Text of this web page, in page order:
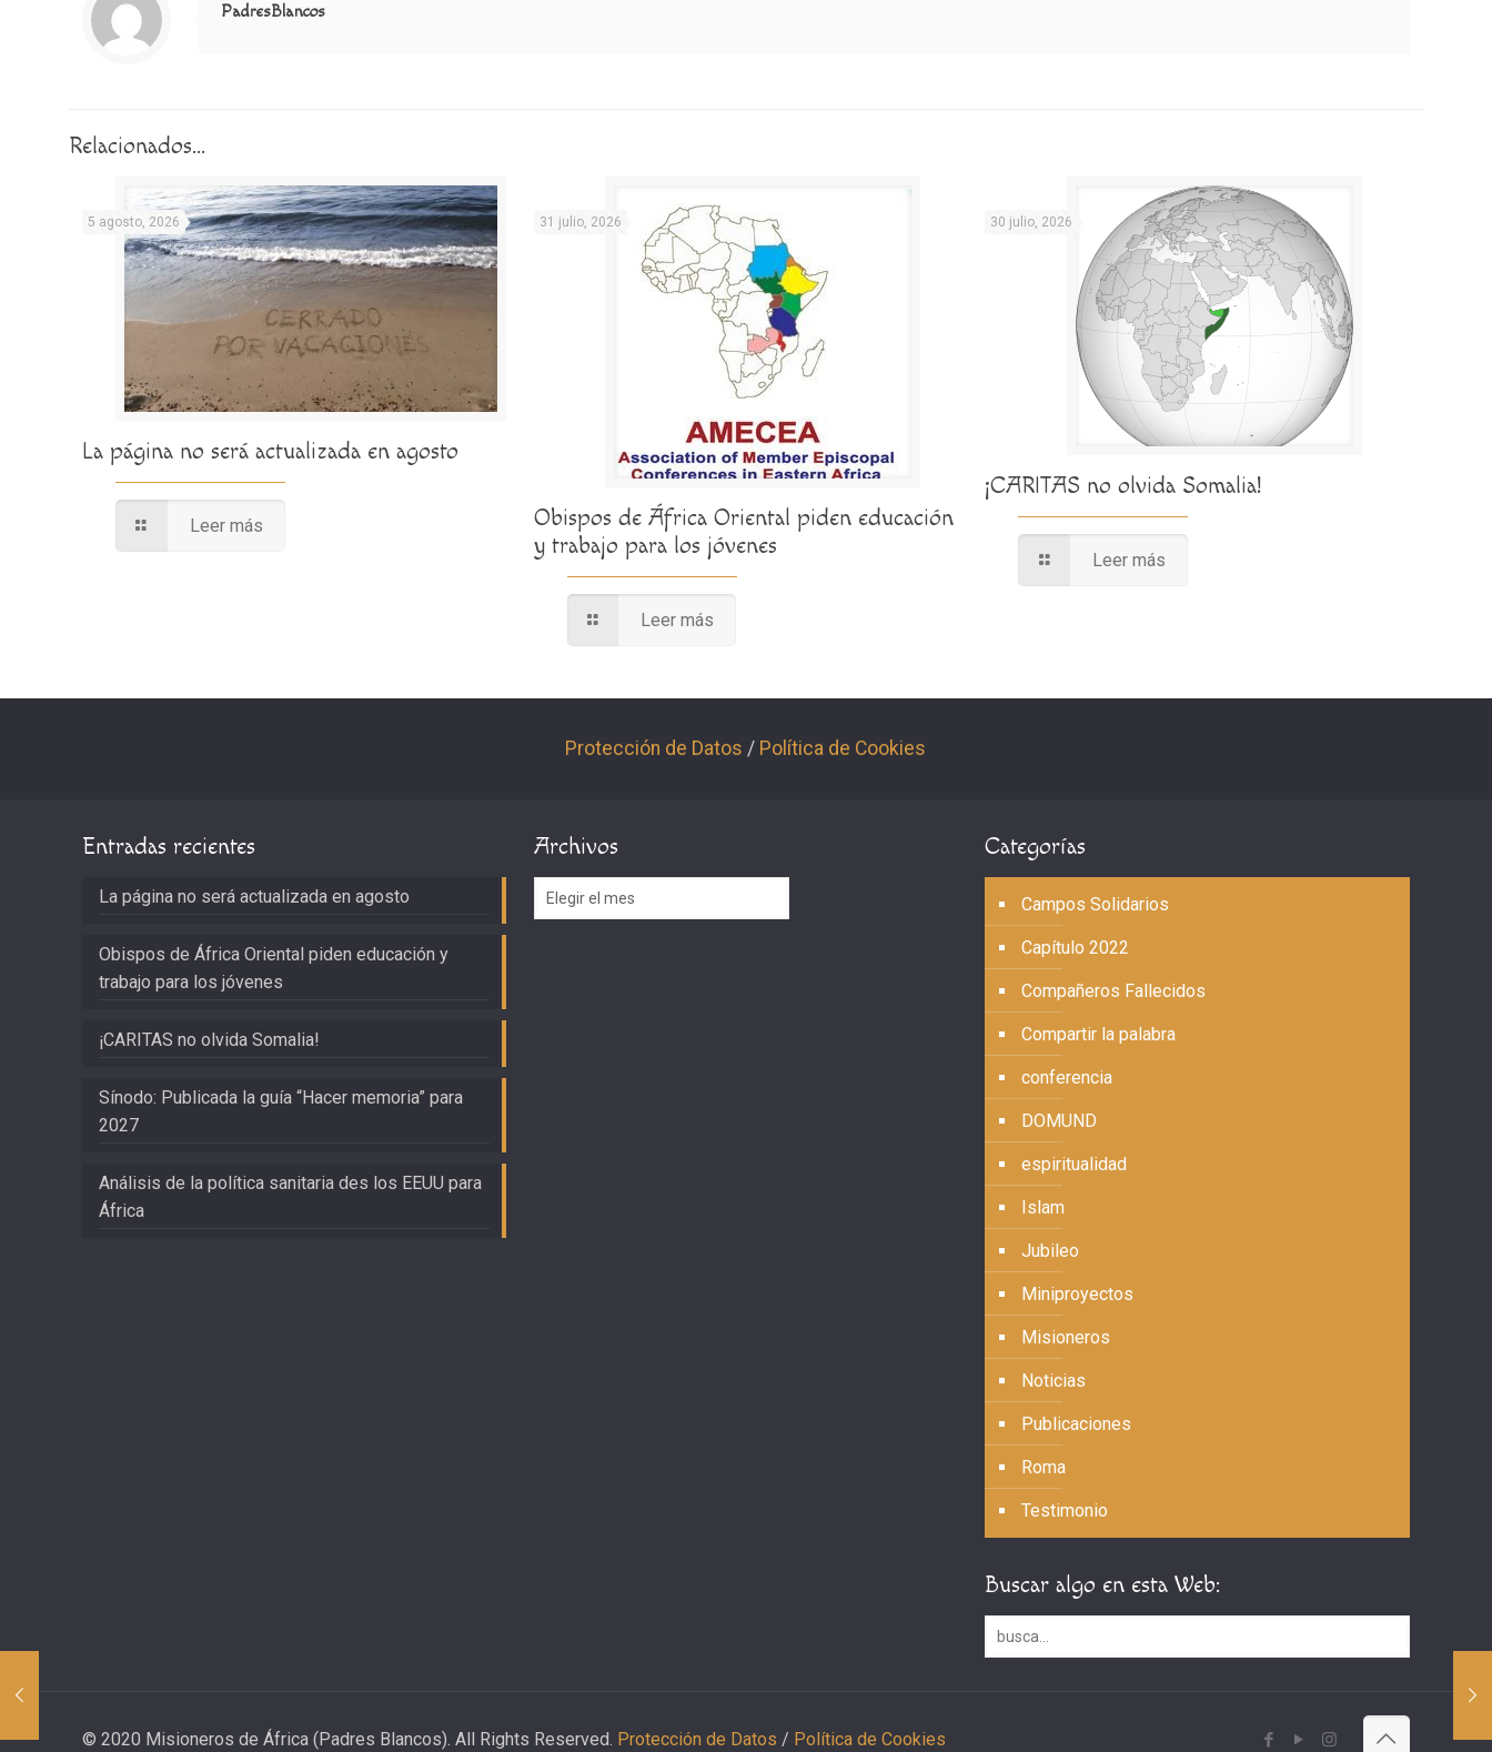
PadresBlancos
Relacionados...
5 agosto, 2026
La página no será actualizada en agosto
Leer más
31 julio, 2026
Obispos de África Oriental piden educación
y trabajo para los jóvenes
Leer más
30 julio, 2026
¡CARITAS no olvida Somalia!
Leer más
Protección de Datos / Política de Cookies
Entradas recientes
La página no será actualizada en agosto
Obispos de África Oriental piden educación y
trabajo para los jóvenes
¡CARITAS no olvida Somalia!
Sínodo: Publicada la guía “Hacer memoria” para
2027
Análisis de la política sanitaria des los EEUU para
África
Archivos
Archivos
Categorías
Campos Solidarios
Capítulo 2022
Compañeros Fallecidos
Compartir la palabra
conferencia
DOMUND
espiritualidad
Islam
Jubileo
Miniproyectos
Misioneros
Noticias
Publicaciones
Roma
Testimonio
Buscar algo en esta Web:
© 2020 Misioneros de África (Padres Blancos). All Rights Reserved. Protección de Datos / Política de Cookies